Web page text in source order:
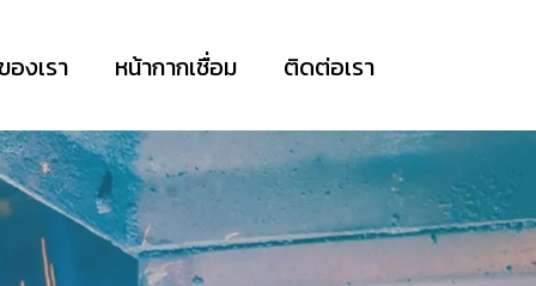
งเรา หน้ากากเชื่อม ติดต่อเรา